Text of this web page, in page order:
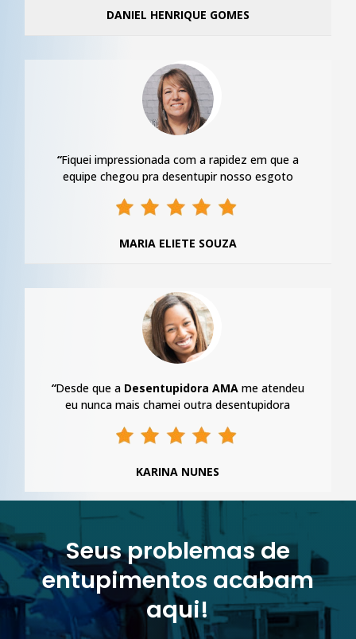
DANIEL HENRIQUE GOMES
“Fiquei impressionada com a rapidez em que a
equipe chegou pra desentupir nosso esgoto
MARIA ELIETE SOUZA
“Desde que a Desentupidora AMA me atendeu
eu nunca mais chamei outra desentupidora
KARINA NUNES
Seus problemas de
entupimentos acabam
aqui!